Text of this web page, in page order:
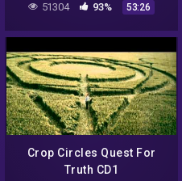
ASTRONOGEEK
51304 93% 53:26
Crop Circles Quest For
Truth CD1